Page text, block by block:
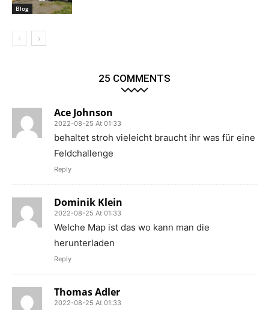
Blog
25 COMMENTS
Ace Johnson
2022-08-25 At 01:33
behaltet stroh vieleicht braucht ihr was für eine
Feldchallenge
Reply
Dominik Klein
2022-08-25 At 01:33
Welche Map ist das wo kann man die
herunterladen
Reply
Thomas Adler
2022-08-25 At 01:33